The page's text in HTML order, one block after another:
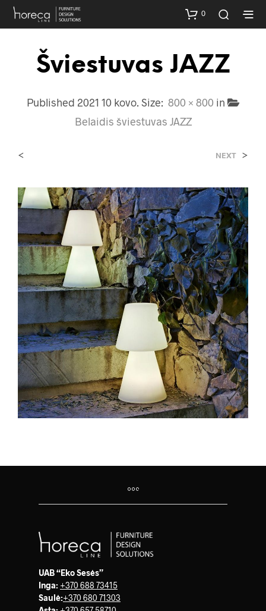
0
Šviestuvas JAZZ
Published 2021 10 kovo. Size: 800 × 800 in
Belaidis šviestuvas JAZZ
< NEXT >
UAB “Eko Sesės”
Inga: +370 688 73415
Saulė:+370 680 71303